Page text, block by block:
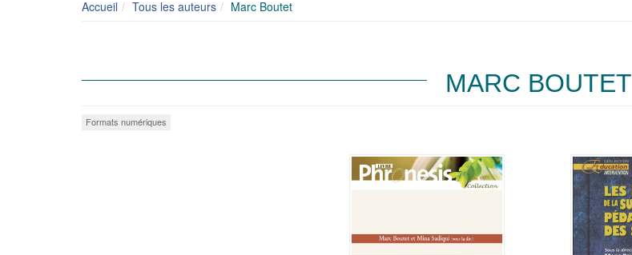
Accueil Tous les auteurs Marc Boutet
MARC BOUTET
Formats numériques